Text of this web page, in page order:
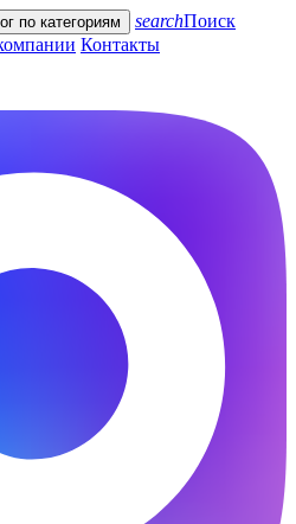
по категориям searchПоиск
Контакты